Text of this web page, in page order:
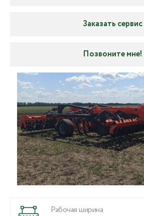
Заказать сервис
Позвоните мне!
Рабочая ширина